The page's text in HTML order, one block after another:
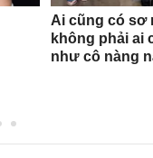
Ai cũng có sơ
không phải ai
như cô nàng